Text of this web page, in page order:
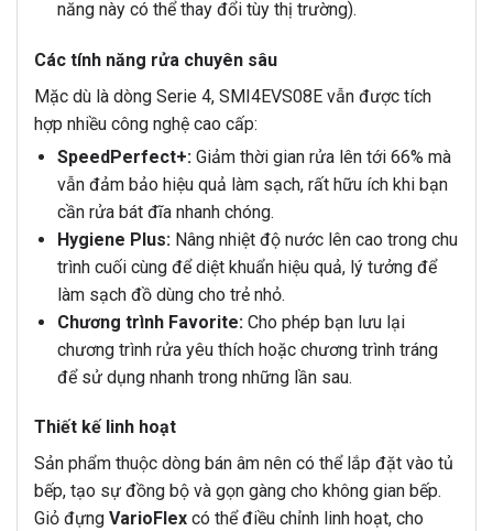
năng này có thể thay đổi tùy thị trường).
Các tính năng rửa chuyên sâu
Mặc dù là dòng Serie 4, SMI4EVS08E vẫn được tích
hợp nhiều công nghệ cao cấp:
SpeedPerfect+:Giảm thời gian rửa lên tới 66% mà
vẫn đảm bảo hiệu quả làm sạch, rất hữu ích khi bạn
cần rửa bát đĩa nhanh chóng.
Hygiene Plus:Nâng nhiệt độ nước lên cao trong chu
trình cuối cùng để diệt khuẩn hiệu quả, lý tưởng để
làm sạch đồ dùng cho trẻ nhỏ.
Chương trình Favorite:Cho phép bạn lưu lại
chương trình rửa yêu thích hoặc chương trình tráng
để sử dụng nhanh trong những lần sau.
Thiết kế linh hoạt
Sản phẩm thuộc dòng bán âm nên có thể lắp đặt vào tủ
bếp, tạo sự đồng bộ và gọn gàng cho không gian bếp.
Giỏ đựng VarioFlex có thể điều chỉnh linh hoạt, cho